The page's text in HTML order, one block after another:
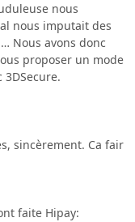
nous
nous imputait des
Nous avons donc
proposer un mode
sincèrement. Ca fair
faite Hipay: